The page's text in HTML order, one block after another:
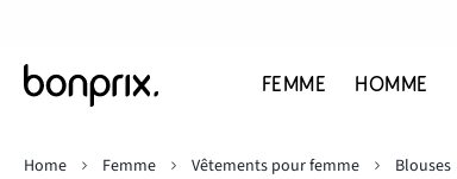
FEMME HOMME
Home
Femme Vêtements pour femme Blouses